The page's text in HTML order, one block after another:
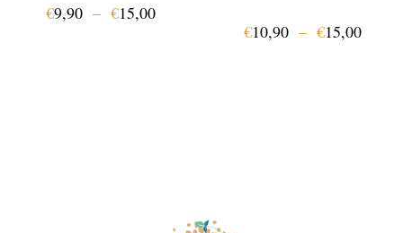
€9,90 – €15,00
€10,90 – €15,00